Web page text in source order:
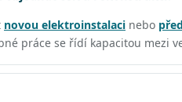
novou elektroinstalaci nebo
práce se řídí kapacitou mezi